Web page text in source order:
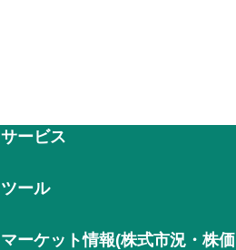
サービス
ツール
マーケット情報(株式市況・株価